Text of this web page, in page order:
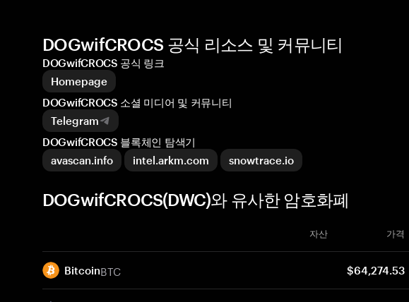
DOGwifCROCS 공식 리소스 및 커뮤니티
DOGwifCROCS 공식 링크
Homepage
DOGwifCROCS 소셜 미디어 및 커뮤니티
Telegram
DOGwifCROCS 블록체인 탐색기
avascan.info
intel.arkm.com snowtrace.io
DOGwifCROCS(DWC)와 유사한 암호화폐
자산 가격
BitcoinBTC $64,274.53